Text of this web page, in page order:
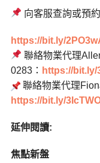
向客服查詢或預約
https://bit.ly/
聯絡物業代理
0283： https://bit.ly/
聯絡物業代理
https://bit.ly/
延伸閱讀:
焦點新盤